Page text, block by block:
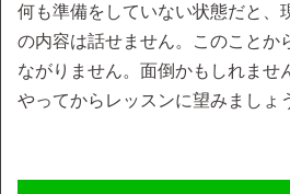
何も準備をしていない状態だと、
の内容は話せません。このことか
ながりません。面倒かもしれませ
やってからレッスンに望みましょ